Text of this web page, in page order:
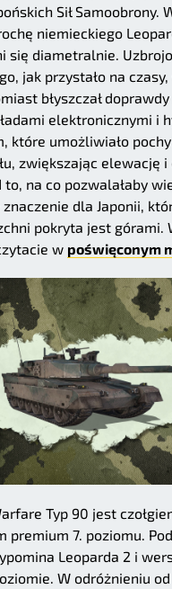
Sił Samoobrony.
niemieckiego
się diametralnie.
jak przystało na
błyszczał
elektronicznymi i
które umożliwiało
zwiększając elewację i
na co pozwalałaby
znaczenie dla Japonii,
pokryta jest górami.
w poświęconym
Typ 90 jest
premium 7. poziomu.
Leoparda 2 i
W odróżnieniu od